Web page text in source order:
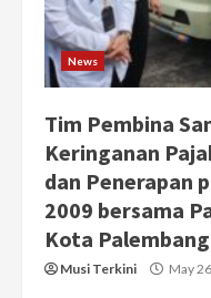
News
Tim Pembina
Keringanan
dan Penerapan
2009 bersama
Kota Palembang
Musi Terkini May